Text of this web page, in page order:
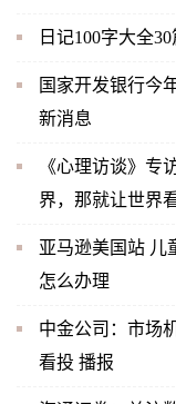
日记100字大全
国家开发银行今
新消息
《心理访谈》专
界，那就让世界
亚马逊美国站 儿
怎么办理
中金公司：市场
看投 播报